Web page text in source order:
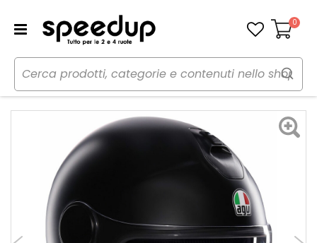
Carrello
0
Home Moto Caschi moto
Caschi
Casco Jet Demi Jet Eteres